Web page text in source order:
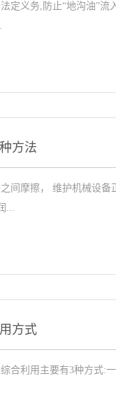
定义务,防止“地沟油”
方法
间摩擦， 维护机械设
...
方式
合利用主要有3种方式: